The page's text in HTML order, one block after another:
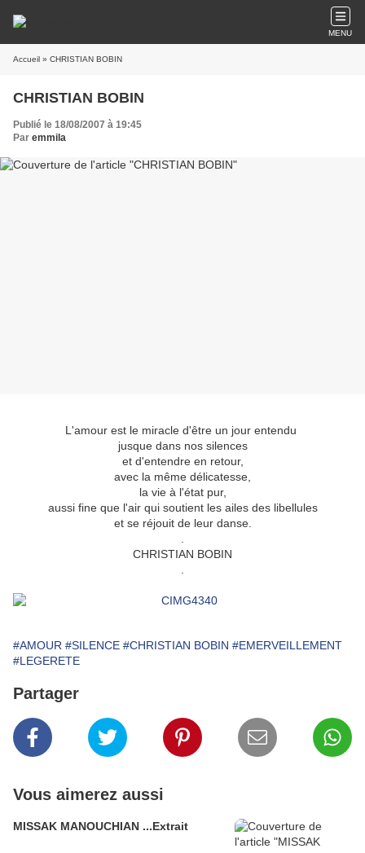
MENU
Accueil » CHRISTIAN BOBIN
CHRISTIAN BOBIN
Publié le 18/08/2007 à 19:45
Par emmila
L'amour est le miracle d'être un jour entendu
jusque dans nos silences
et d'entendre en retour,
avec la même délicatesse,
la vie à l'état pur,
aussi fine que l'air qui soutient les ailes des libellules
et se réjouit de leur danse.
CHRISTIAN BOBIN
#AMOUR #SILENCE #CHRISTIAN BOBIN #EMERVEILLEMENT
#LEGERETE
Partager
Vous aimerez aussi
MISSAK MANOUCHIAN ...Extrait